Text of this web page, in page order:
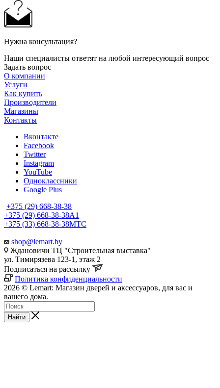
Нужна консультация?
Наши специалисты ответят на любой интересующий вопрос
Задать вопрос
О компании
Услуги
Как купить
Производители
Магазины
Контакты
Вконтакте
Facebook
Twitter
Instagram
YouTube
Одноклассники
Google Plus
+375 (29) 668-38-38
+375 (29) 668-38-38A1
+375 (33) 668-38-38МТС
shop@lemart.by
Ждановичи ТЦ "Строительная выставка"
ул. Тимирязева 123-1, этаж 2
Подписаться на рассылку
Политика конфиденциальности
2026 © Lemart: Магазин дверей и аксессуаров, для вас и
вашего дома.
Найти